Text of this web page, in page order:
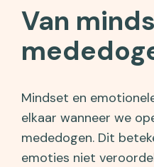
Van
Mindset en
elkaar wanneer we
mededogen. Dit
emoties niet